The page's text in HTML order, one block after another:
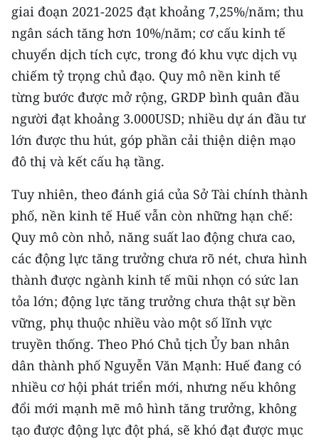
RADIO
MEDIA CENTER
E-Magazine
Video
Media Chính trị
Media Văn hóa
Media Xã hội
Media Pháp luật
Media Du lịch
Media Thế giới
Media Thể thao
Media Giáo dục
Media Y tế
giai đoạn 2021-2025 đạt khoảng 7,25%/năm; thu
ngân sách tăng hơn 10%/năm; cơ cấu kinh tế
chuyển dịch tích cực, trong đó khu vực dịch vụ
chiếm tỷ trọng chủ đạo. Quy mô nền kinh tế
từng bước được mở rộng, GRDP bình quân đầu
người đạt khoảng 3.000USD; nhiều dự án đầu tư
lớn được thu hút, góp phần cải thiện diện mạo
đô thị và kết cấu hạ tầng.
Tuy nhiên, theo đánh giá của Sở Tài chính thành
phố, nền kinh tế Huế vẫn còn những hạn chế:
Quy mô còn nhỏ, năng suất lao động chưa cao,
các động lực tăng trưởng chưa rõ nét, chưa hình
thành được ngành kinh tế mũi nhọn có sức lan
tỏa lớn; động lực tăng trưởng chưa thật sự bền
vững, phụ thuộc nhiều vào một số lĩnh vực
truyền thống. Theo Phó Chủ tịch Ủy ban nhân
dân thành phố Nguyễn Văn Mạnh: Huế đang có
nhiều cơ hội phát triển mới, nhưng nếu không
đổi mới mạnh mẽ mô hình tăng trưởng, không
tạo được động lực đột phá, sẽ khó đạt được mục